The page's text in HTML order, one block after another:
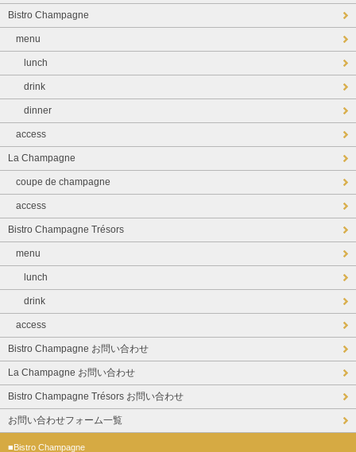
Bistro Champagne
menu
lunch
drink
dinner
access
La Champagne
coupe de champagne
access
Bistro Champagne Trésors
menu
lunch
drink
access
Bistro Champagne お問い合わせ
La Champagne お問い合わせ
Bistro Champagne Trésors お問い合わせ
お問い合わせフォーム一覧
■Bistro Champagne